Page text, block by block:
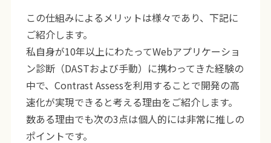
この仕組みによるメリットは様々であり、下記に
ご紹介します。
私自身が10年以上にわたってWebアプリケーショ
ン診断（DASTおよび手動）に携わってきた経験の
中で、Contrast Assessを利用することで開発の高
速化が実現できると考える理由をご紹介します。
数ある理由でも次の3点は個人的には非常に推しの
ポイントです。